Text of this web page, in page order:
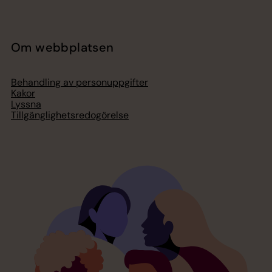
Om webbplatsen
Behandling av personuppgifter
Kakor
Lyssna
Tillgänglighetsredogörelse